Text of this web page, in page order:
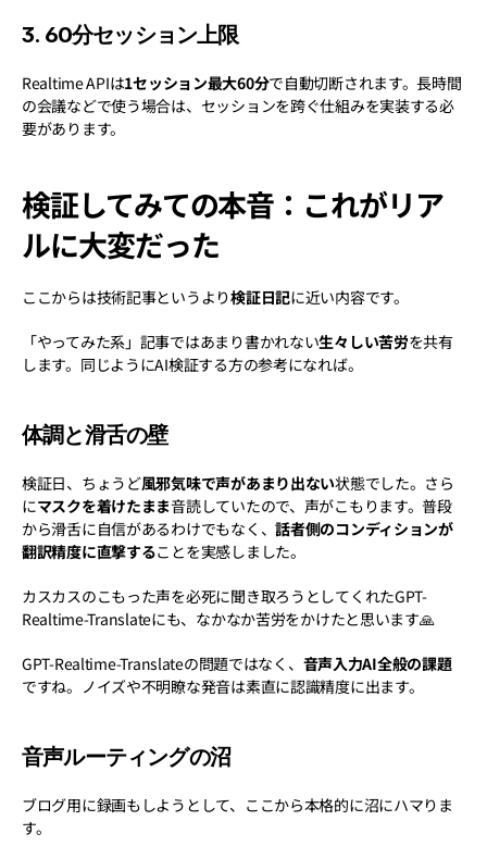
3. 60分セッション上限
Realtime APIは1セッション最大60分で自動切断されます。長時間
の会議などで使う場合は、セッションを跨ぐ仕組みを実装する必
要があります。
検証してみての本音：これがリア
ルに大変だった
ここからは技術記事というより検証日記に近い内容です。
「やってみた系」記事ではあまり書かれない生々しい苦労を共有
します。同じようにAI検証する方の参考になれば。
体調と滑舌の壁
検証日、ちょうど風邪気味で声があまり出ない状態でした。さら
にマスクを着けたまま音読していたので、声がこもります。普段
から滑舌に自信があるわけでもなく、話者側のコンディションが
翻訳精度に直撃することを実感しました。
カスカスのこもった声を必死に聞き取ろうとしてくれたGPT-
Realtime-Translateにも、なかなか苦労をかけたと思います🙏
GPT-Realtime-Translateの問題ではなく、 音声入力AI全般の課題
ですね。ノイズや不明瞭な発音は素直に認識精度に出ます。
音声ルーティングの沼
ブログ用に録画もしようとして、ここから本格的に沼にハマりま
す。